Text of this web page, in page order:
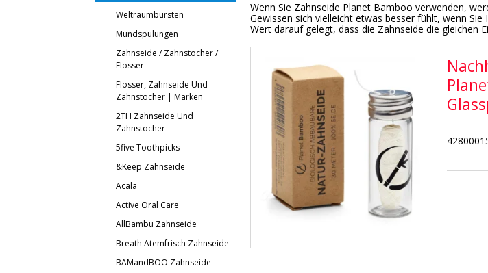
Weltraumbürsten
Mundspülungen
Zahnseide / Zahnstocher /
Flosser
Flosser, Zahnseide Und
Zahnstocher | Marken
2TH Zahnseide Und
Zahnstocher
5five Toothpicks
&Keep Zahnseide
Acala
Active Oral Care
AllBambu Zahnseide
Breath Atemfrisch Zahnseide
BAMandBOO Zahnseide
Wenn Sie Zahnseide Planet Bamboo verwenden,
Gewissen sich vielleicht etwas besser fühlt, wenn
Wert darauf gelegt, dass die Zahnseide die gleichen